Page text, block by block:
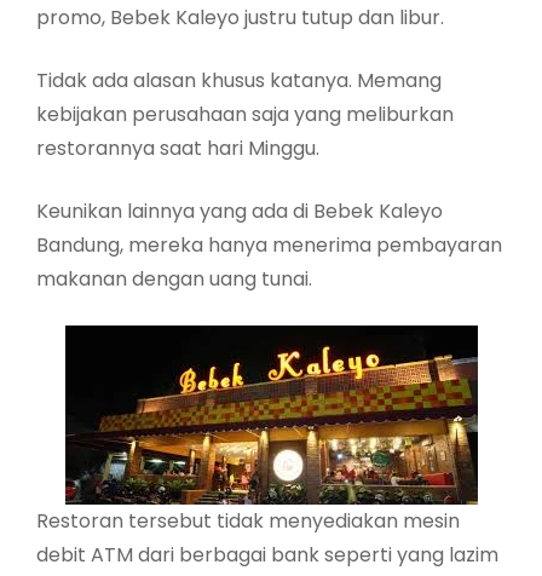
promo, Bebek Kaleyo justru tutup dan libur.
Tidak ada alasan khusus katanya. Memang
kebijakan perusahaan saja yang meliburkan
restorannya saat hari Minggu.
Keunikan lainnya yang ada di Bebek Kaleyo
Bandung, mereka hanya menerima pembayaran
makanan dengan uang tunai.
Restoran tersebut tidak menyediakan mesin
debit ATM dari berbagai bank seperti yang lazim